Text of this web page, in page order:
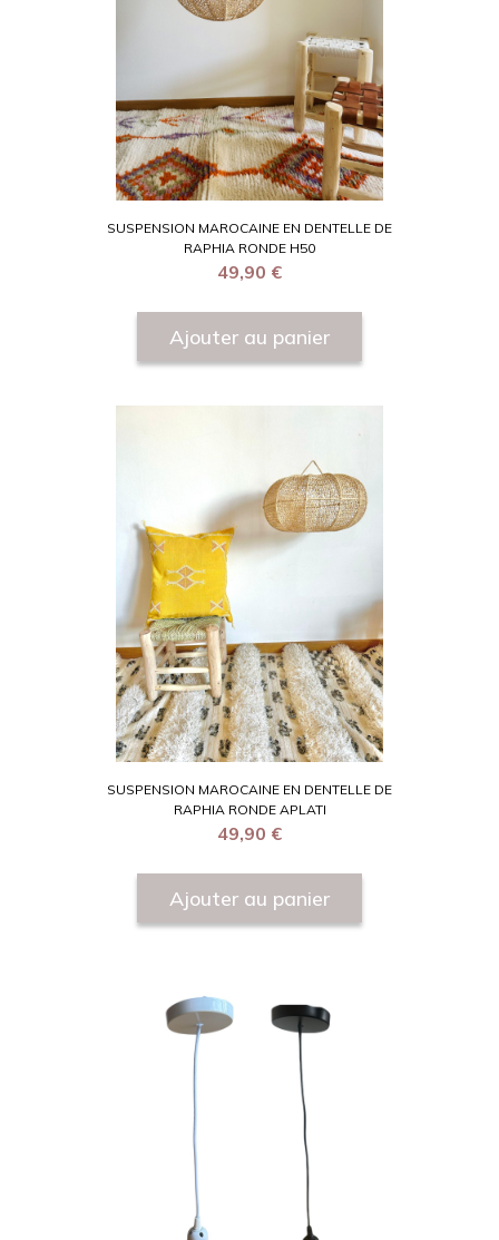
SUSPENSION MAROCAINE EN DENTELLE DE
RAPHIA RONDE H50
49,90 €
Ajouter au panier
SUSPENSION MAROCAINE EN DENTELLE DE
RAPHIA RONDE APLATI
49,90 €
Ajouter au panier